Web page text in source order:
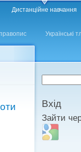
Дистанційне навчання
Українські
Вхід
Зайти
Login with